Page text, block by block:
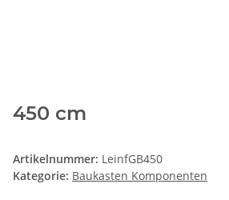
450 cm
Artikelnummer: LeinfGB450
Kategorie: Baukasten Komponenten